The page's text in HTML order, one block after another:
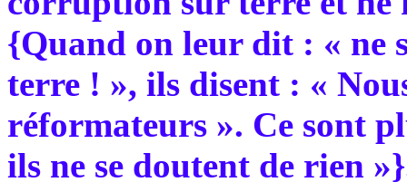
{Quand on leur dit : « ne
terre ! », ils disent : «
réformateurs ». Ce sont
ils ne se doutent de rien